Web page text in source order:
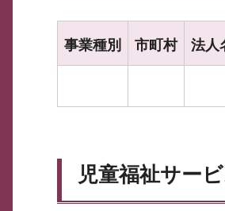
事業種別 市町村 法人
児童福祉サー